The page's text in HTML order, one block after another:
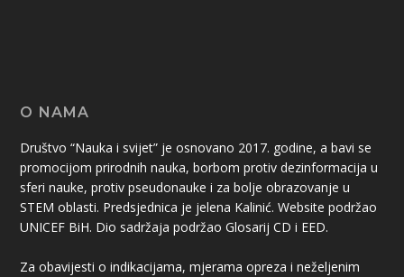
O NAMA
Društvo “Nauka i svijet” je osnovano 2017. godine, a bavi se
promocijom prirodnih nauka, borbom protiv dezinformacija u
sferi nauke, protiv pseudonauke i za bolje obrazovanje u
STEM oblasti. Predsjednica je jelena Kalinić. Website podržao
UNICEF BiH. Dio sadržaja podržao Glosarij CD i EED.
Za obavijesti o indikacijama, mjerama opreza i neželjenim